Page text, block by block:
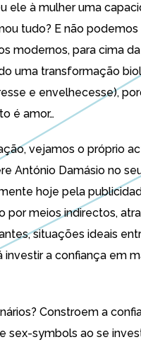
ele à mulher uma
tudo? E não podemos
modernos, para cima
uma transformação
e envelhecesse),
é amor…
vejamos o próprio
António Damásio no
hoje pela
por meios indirectos,
situações ideais
a confiança em
Constroem a
sex-symbols ao se